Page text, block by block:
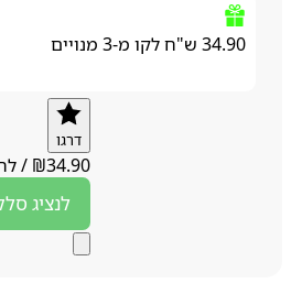
34.90 ש"ח לקו מ-3 מנויים
₪34.90
/לחודש
לנציגסלקום